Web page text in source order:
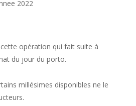
opération qui fait suite à
du jour du porto.
millésimes disponibles ne le